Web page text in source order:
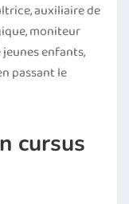
auxiliaire de
moniteur
enfants,
passant le
cursus